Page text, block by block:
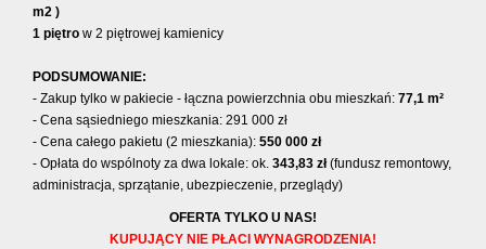
m2 )
1 piętro w 2 piętrowej kamienicy
PODSUMOWANIE:
- Zakup tylko w pakiecie - łączna powierzchnia obu mieszkań: 77,1 m²
- Cena sąsiedniego mieszkania: 291 000 zł
- Cena całego pakietu (2 mieszkania): 550 000 zł
- Opłata do wspólnoty za dwa lokale: ok. 343,83 zł(fundusz remontowy,
administracja, sprzątanie, ubezpieczenie, przeglądy)
OFERTA TYLKO U NAS!
KUPUJĄCY NIE PŁACI WYNAGRODZENIA!